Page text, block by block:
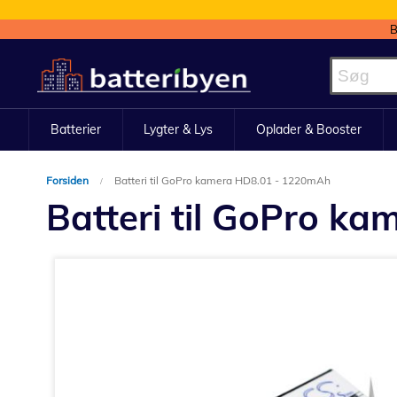
to
Content
Batterier Lygter & Lys Oplader & Booster
Forsiden Batteri til GoPro kamera HD8.01 - 1220mAh
Batteri til GoPro